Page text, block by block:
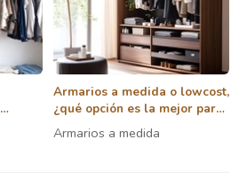
Armarios a medida o lowcost,
¿qué opción es la mejor para
mí?
Armarios a medida